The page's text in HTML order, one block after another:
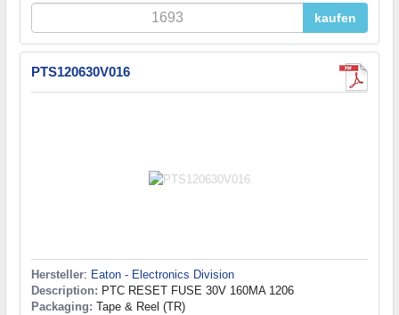
kaufen
PTS120630V016
Hersteller: Eaton - Electronics Division
Description: PTC RESET FUSE 30V 160MA 1206
Packaging: Tape & Reel (TR)